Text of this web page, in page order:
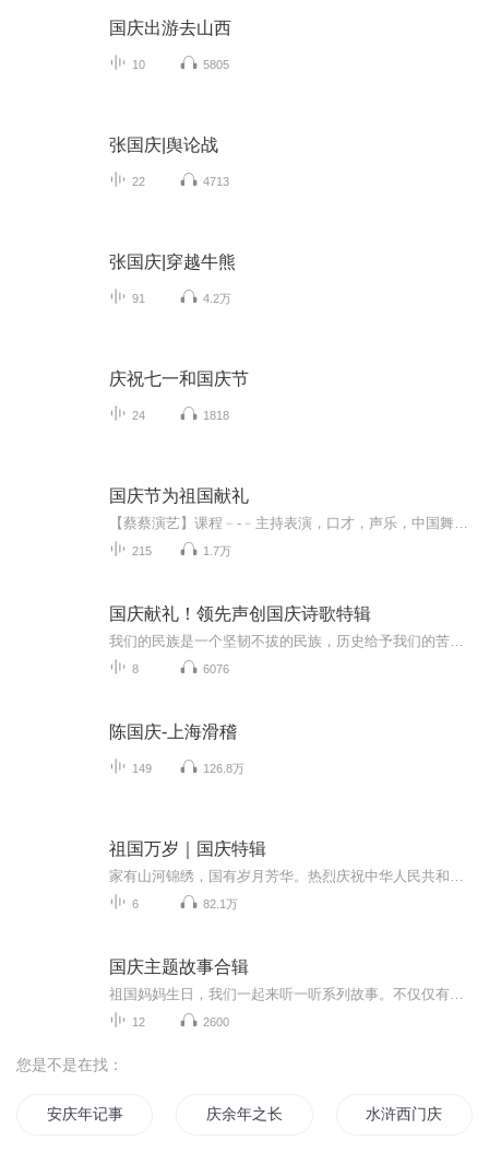
国庆出游去山西
10 5805
张国庆|舆论战
22 4713
张国庆|穿越牛熊
91 4.2万
庆祝七一和国庆节
24 1818
国庆节为祖国献礼
215 1.7万
国庆献礼！领先声创国庆诗歌特辑
8 6076
陈国庆-上海滑稽
149 126.8万
祖国万岁｜国庆特辑
6 82.1万
国庆主题故事合辑
12 2600
您是不是在找：
安庆年记事 庆余年之长歌行 水浒西门庆